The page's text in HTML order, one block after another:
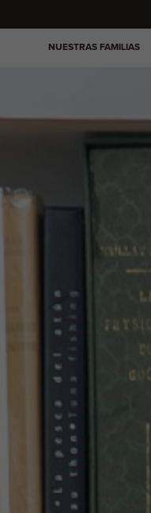
NUESTRAS FAMILIAS